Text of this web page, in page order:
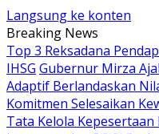
Langsung ke konten
Breaking News
Top 3 Reksadana
IHSG Gubernur Mirza
Adaptif Berlandaskan
Komitmen Selesaikan
Tata Kelola Kepesertaan